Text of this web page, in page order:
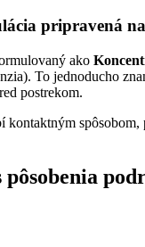
pripravená
ako
To jednoducho
postrekom.
kontaktným spôsobom,